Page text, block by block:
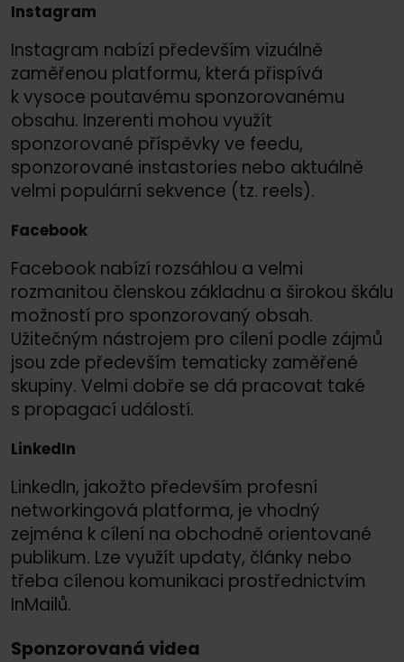
Instagram
Instagram nabízí především vizuálně
zaměřenou platformu, která přispívá
k vysoce poutavému sponzorovanému
obsahu. Inzerenti mohou využít
sponzorované příspěvky ve feedu,
sponzorované instastories nebo aktuálně
velmi populární sekvence (tz. reels).
Facebook
Facebook nabízí rozsáhlou a velmi
rozmanitou členskou základnu a širokou škálu
možností pro sponzorovaný obsah.
Užitečným nástrojem pro cílení podle zájmů
jsou zde především tematicky zaměřené
skupiny. Velmi dobře se dá pracovat také
s propagací událostí.
LinkedIn
LinkedIn, jakožto především profesní
networkingová platforma, je vhodný
zejména k cílení na obchodně orientované
publikum. Lze využít updaty, články nebo
třeba cílenou komunikaci prostřednictvím
InMailů.
Sponzorovaná videa